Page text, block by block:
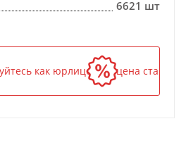
6621 шт
как юрлицо — и цена станет